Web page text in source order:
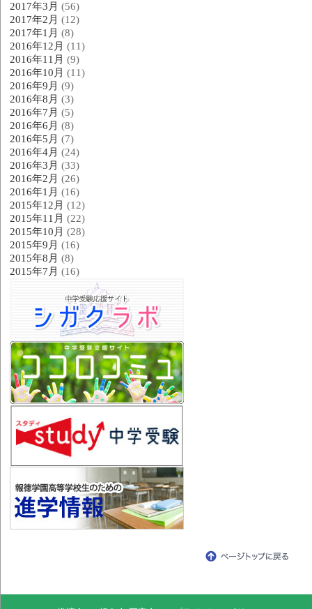
2017年3月 (56)
2017年2月 (12)
2017年1月 (8)
2016年12月 (11)
2016年11月 (9)
2016年10月 (11)
2016年9月 (9)
2016年8月 (3)
2016年7月 (5)
2016年6月 (8)
2016年5月 (7)
2016年4月 (24)
2016年3月 (33)
2016年2月 (26)
2016年1月 (16)
2015年12月 (12)
2015年11月 (22)
2015年10月 (28)
2015年9月 (16)
2015年8月 (8)
2015年7月 (16)